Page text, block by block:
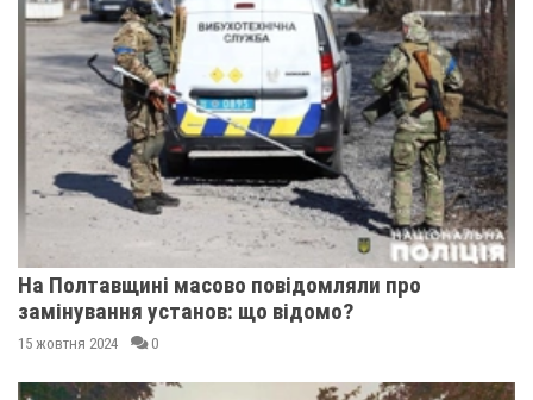
На Полтавщині масово повідомляли про
замінування установ: що відомо?
15 жовтня 2024 0